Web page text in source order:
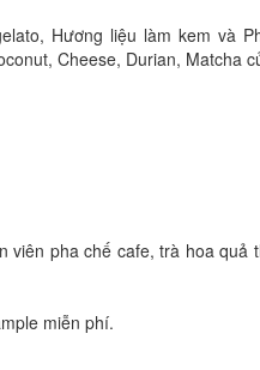
Hương liệu làm kem và
Cheese, Durian, Matcha
pha chế cafe, trà hoa quả
miễn phí.